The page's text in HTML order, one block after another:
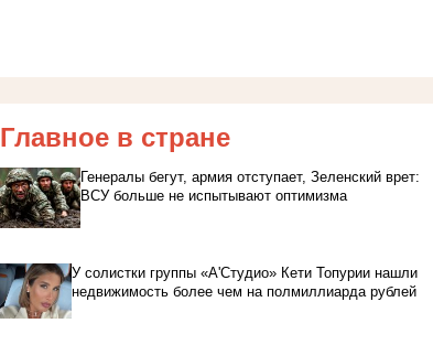
Главное в стране
Генералы бегут, армия отступает, Зеленский врет:
ВСУ больше не испытывают оптимизма
У солистки группы «А'Студио» Кети Топурии нашли
недвижимость более чем на полмиллиарда рублей